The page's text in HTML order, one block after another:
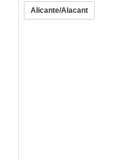
Alicante/Alacant